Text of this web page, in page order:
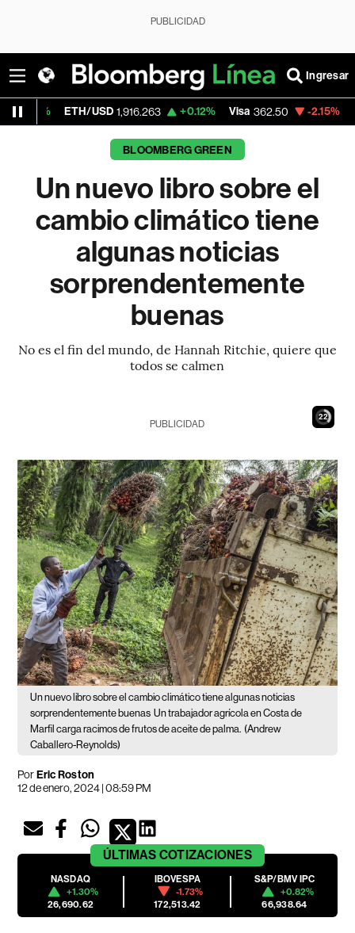
PUBLICIDAD
Ingresar
ETH/USD 1,916.263 +0.12% Visa 362.50 -2.15%
BLOOMBERG GREEN
Un nuevo libro sobre el
cambio climático tiene
algunas noticias
sorprendentemente
buenas
No es el fin del mundo, de Hannah Ritchie, quiere que
todos se calmen
21
PUBLICIDAD
Un nuevo libro sobre el cambio climático tiene algunas noticias
sorprendentemente buenas Un trabajador agrícola en Costa de
Marfil carga racimos de frutos de aceite de palma. (Andrew
Caballero-Reynolds)
PorEric Roston
12 de enero, 2024 | 08:59 PM
ÚLTIMAS COTIZACIONES
NASDAQ
+1.30%
26,690.62
IBOVESPA
-1.73%
172,513.42
S&P/BMV IPC
+0.82%
66,938.64